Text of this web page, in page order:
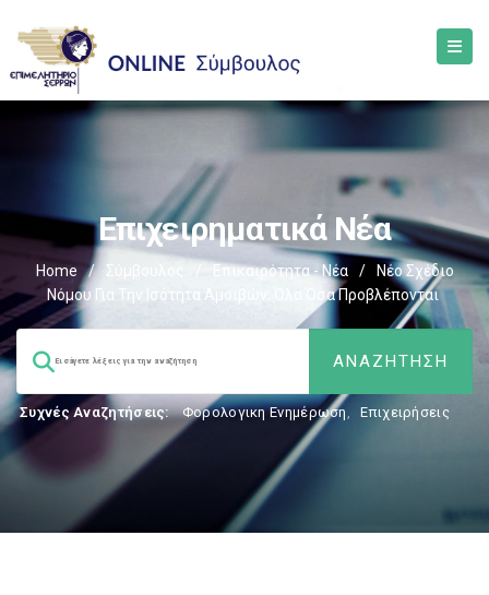
Επιχειρηματικά Νέα
Home / Σύμβουλος Επικαιρότητα - Νέα /
Νέο Σχέδιο
Νόμου Για Την Ισότητα Αμοιβών: Όλα Όσα Προβλέπονται
Συχνές Αναζητήσεις: Φορολογικη Ενημέρωση, Επιχειρήσεις